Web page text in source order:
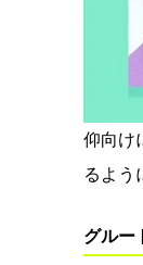
仰向け
るよう
グルー